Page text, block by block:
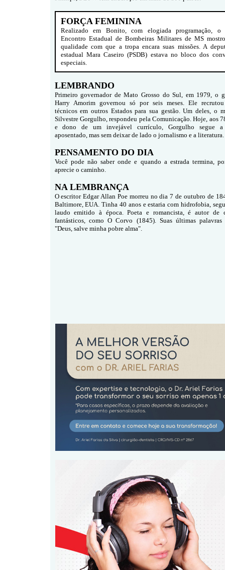
FORÇA FEMININA
Realizado em Bonito, com elogiada programação, o
Encontro Estadual de Bombeiras Militares de MS
qualidade com que a tropa encara suas missões. A
estadual Mara Caseiro (PSDB) estava no bloco dos
especiais.
LEMBRANDO
Primeiro governador de Mato Grosso do Sul, em 1979, o
Harry Amorim governou só por seis meses. Ele
técnicos em outros Estados para sua gestão. Um deles, o
Silvestre Gorgulho, respondeu pela Comunicação. Hoje, aos
e dono de um invejável currículo, Gorgulho segue
aposentado, mas sem deixar de lado o jornalismo e a literatura.
PENSAMENTO DO DIA
Você pode não saber onde e quando a estrada termina,
aprecie o caminho.
NA LEMBRANÇA
O escritor Edgar Allan Poe morreu no dia 7 de outubro de
Baltimore, EUA. Tinha 40 anos e estaria com hidrofobia,
laudo emitido à época. Poeta e romancista, é autor de
fantásticos, como O Corvo (1845). Suas últimas palavras
"Deus, salve minha pobre alma".